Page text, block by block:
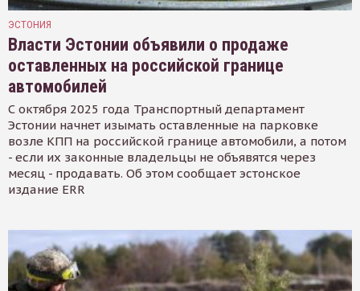
ЭСТОНИЯ
Власти Эстонии объявили о продаже
оставленных на российской границе
автомобилей
С октября 2025 года Транспортный департамент
Эстонии начнет изымать оставленные на парковке
возле КПП на российской границе автомобили, а потом
- если их законные владельцы не объявятся через
месяц - продавать. Об этом сообщает эстонское
издание ERR